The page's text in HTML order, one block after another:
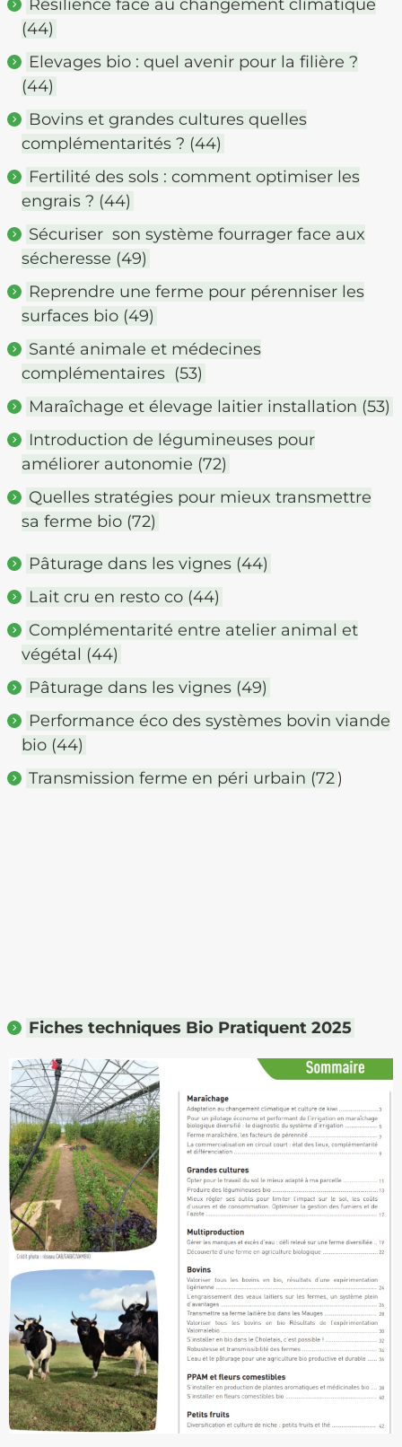
Résilience face au changement climatique
(44)
Elevages bio : quel avenir pour la filière ?
(44)
Bovins et grandes cultures quelles
complémentarités ? (44)
Fertilité des sols : comment optimiser les
engrais ? (44)
Sécuriser son système fourrager face aux
sécheresse (49)
Reprendre une ferme pour pérenniser les
surfaces bio (49)
Santé animale et médecines
complémentaires (53)
Maraîchage et élevage laitier installation (53)
Introduction de légumineuses pour
améliorer autonomie (72)
Quelles stratégies pour mieux transmettre
sa ferme bio (72)
Pâturage dans les vignes (44)
Lait cru en resto co (44)
Complémentarité entre atelier animal et
végétal (44)
Pâturage dans les vignes (49)
Performance éco des systèmes bovin viande
bio (44)
Transmission ferme en péri urbain (72)
Fiches techniques Bio Pratiquent 2025